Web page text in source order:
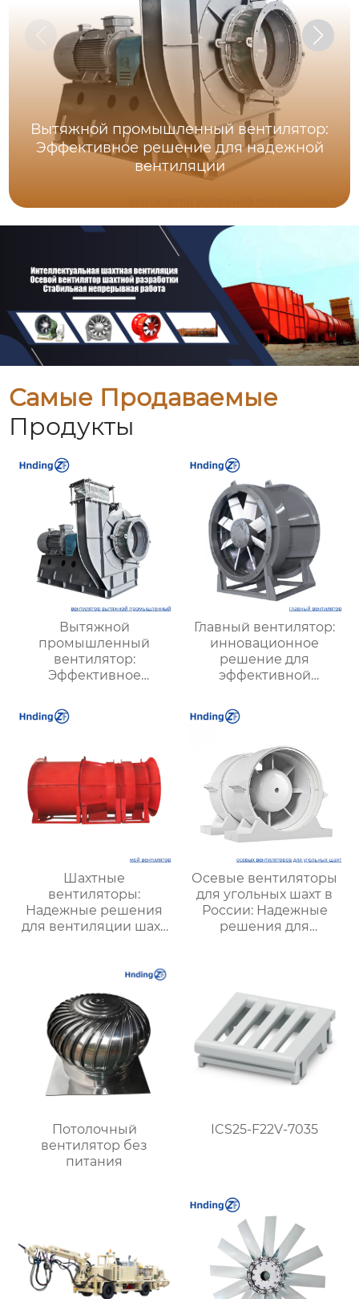
Вытяжной промышленный вентилятор:
Эффективное решение для надежной
вентиляции
Самые Продаваемые
Продукты
Вытяжной
промышленный
вентилятор:
Эффективное
надежной вентиляции
Главный вентилятор:
инновационное
решение для
эффективной
оптимизации работы
Шахтные
вентиляторы:
Надежные решения
для вентиляции шахт
Осевые вентиляторы
для угольных шахт в
России: Надежные
решения для
Потолочный
вентилятор без
питания
ICS25-F22V-7035